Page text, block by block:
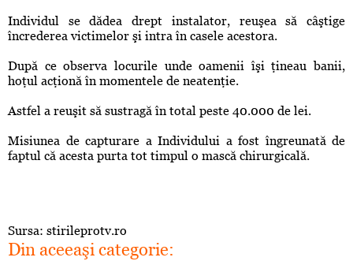
Individul se dădea drept instalator, reuşea să câştige
încrederea victimelor şi intra în casele acestora.
După ce observa locurile unde oamenii îşi ţineau banii,
hoţul acţionă în momentele de neatenţie.
Astfel a reuşit să sustragă în total peste 40.000 de lei.
Misiunea de capturare a Individului a fost îngreunată de
faptul că acesta purta tot timpul o mască chirurgicală.
Sursa: stirileprotv.ro
Din aceeaşi categorie: